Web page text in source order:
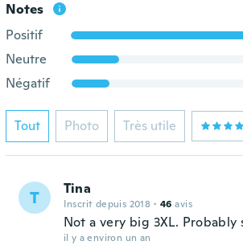
Notes
Positif
Neutre
Négatif
Tout Photo Très utile
T Tina
Inscrit depuis 2018 · 46 avis
Not a very big 3XL.
il y a environ un an